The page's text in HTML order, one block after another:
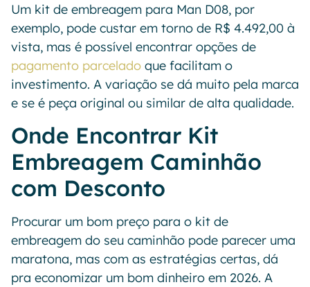
Um kit de embreagem para Man D08, por
exemplo, pode custar em torno de R$ 4.492,00 à
vista, mas é possível encontrar opções de
pagamento parcelado que facilitam o
investimento. A variação se dá muito pela marca
e se é peça original ou similar de alta qualidade.
Onde Encontrar Kit
Embreagem Caminhão
com Desconto
Procurar um bom preço para o kit de
embreagem do seu caminhão pode parecer uma
maratona, mas com as estratégias certas, dá
pra economizar um bom dinheiro em 2026. A